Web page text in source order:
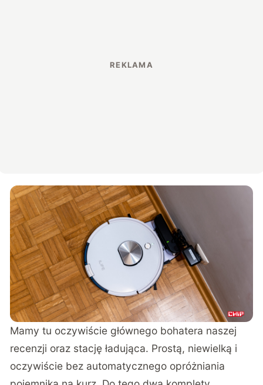
Mamy tu oczywiście głównego bohatera naszej
recenzji oraz stację ładująca. Prostą, niewielką i
oczywiście bez automatycznego opróżniania